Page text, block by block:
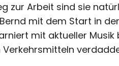
zur Arbeit sind sie
mit dem Start in
mit aktueller